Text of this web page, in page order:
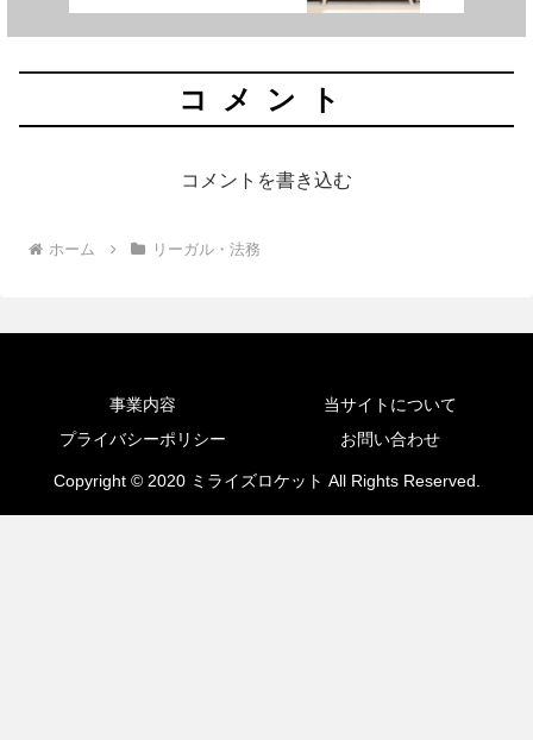
コメント
コメントを書き込む
ホーム リーガル・法務
事業内容
当サイトについて
プライバシーポリシー
お問い合わせ
Copyright © 2020 ミライズロケット All Rights Reserved.